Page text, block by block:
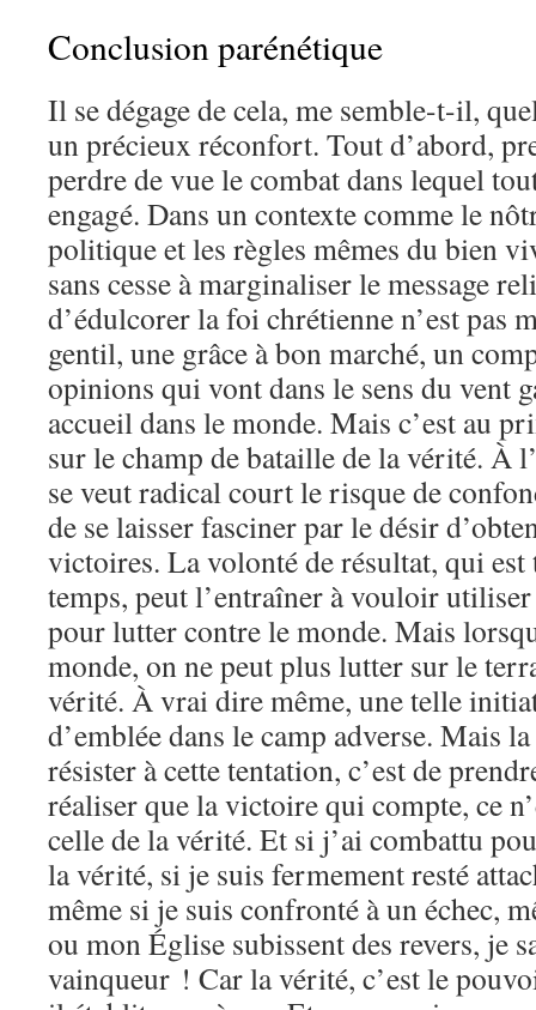
Conclusion parénétique
Il se dégage de cela, me semble-t-il,
un précieux réconfort. Tout d’abord,
perdre de vue le combat dans lequel
engagé. Dans un contexte comme le
politique et les règles mêmes du bien
sans cesse à marginaliser le message
d’édulcorer la foi chrétienne n’est pas
gentil, une grâce à bon marché, un
opinions qui vont dans le sens du vent
accueil dans le monde. Mais c’est au
sur le champ de bataille de la vérité. À
se veut radical court le risque de
de se laisser fasciner par le désir
victoires. La volonté de résultat, qui est
temps, peut l’entraîner à vouloir
pour lutter contre le monde. Mais
monde, on ne peut plus lutter sur le
vérité. À vrai dire même, une telle
d’emblée dans le camp adverse. Mais
résister à cette tentation, c’est de
réaliser que la victoire qui compte, ce
celle de la vérité. Et si j’ai combattu
la vérité, si je suis fermement resté
même si je suis confronté à un échec,
ou mon Église subissent des revers, je
vainqueur ! Car la vérité, c’est le